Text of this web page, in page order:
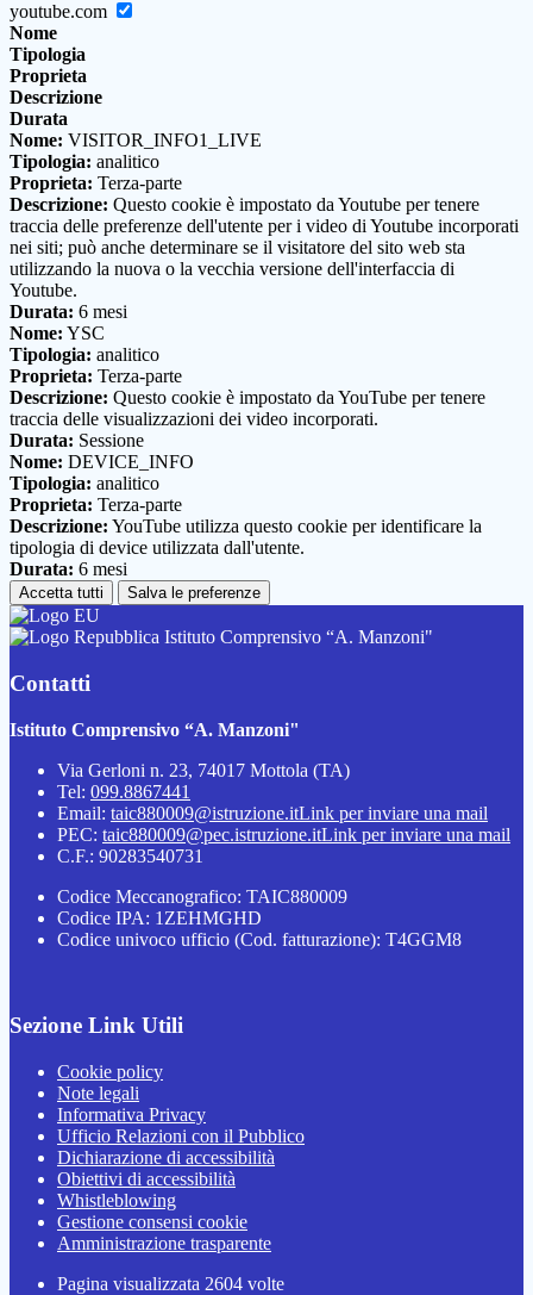
youtube.com
Nome
Tipologia
Proprieta
Descrizione
Durata
Nome: VISITOR_INFO1_LIVE
Tipologia: analitico
Proprieta: Terza-parte
Descrizione: Questo cookie è impostato da Youtube per tenere
traccia delle preferenze dell'utente per i video di Youtube incorporati
nei siti; può anche determinare se il visitatore del sito web sta
utilizzando la nuova o la vecchia versione dell'interfaccia di
Youtube.
Durata: 6 mesi
Nome: YSC
Tipologia: analitico
Proprieta: Terza-parte
Descrizione: Questo cookie è impostato da YouTube per tenere
traccia delle visualizzazioni dei video incorporati.
Durata: Sessione
Nome: DEVICE_INFO
Tipologia: analitico
Proprieta: Terza-parte
Descrizione: YouTube utilizza questo cookie per identificare la
tipologia di device utilizzata dall'utente.
Durata: 6 mesi
Accetta tutti Salva le preferenze
Istituto Comprensivo “A. Manzoni"
Contatti
Istituto Comprensivo “A. Manzoni"
Via Gerloni n. 23, 74017 Mottola (TA)
Tel: 099.8867441
Email: taic880009@istruzione.itLink per inviare una mail
PEC: taic880009@pec.istruzione.itLink per inviare una mail
C.F.: 90283540731
Codice Meccanografico: TAIC880009
Codice IPA: 1ZEHMGHD
Codice univoco ufficio (Cod. fatturazione): T4GGM8
Sezione Link Utili
Cookie policy
Note legali
Informativa Privacy
Ufficio Relazioni con il Pubblico
Dichiarazione di accessibilità
Obiettivi di accessibilità
Whistleblowing
Gestione consensi cookie
Amministrazione trasparente
Pagina visualizzata 2604 volte